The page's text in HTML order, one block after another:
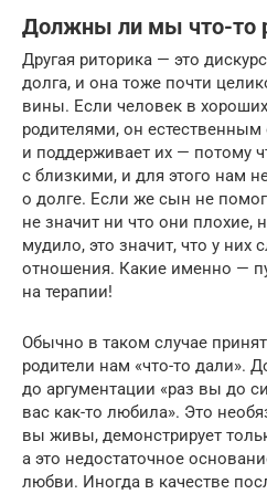
Должны ли мы что-то
Другая риторика — это
долга, и она тоже почти
вины. Если человек в
родителями, он
и поддерживает их — потому
с близкими, и для этого нам
о долге. Если же сын не
не значит ни что они плохие,
мудило, это значит, что у них
отношения. Какие именно —
на терапии!
Обычно в таком случае
родители нам «что-то дали».
до аргументации «раз вы до
вас как-то любила». Это
вы живы, демонстрирует
а это недостаточное
любви. Иногда в качестве